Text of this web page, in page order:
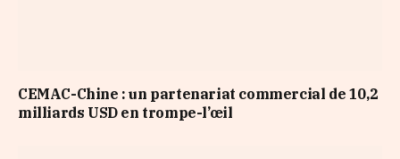
CEMAC-Chine : un partenariat commercial de 10,2
milliards USD en trompe-l’œil